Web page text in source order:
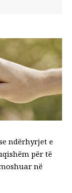
ndërhyrjet e
për të
në